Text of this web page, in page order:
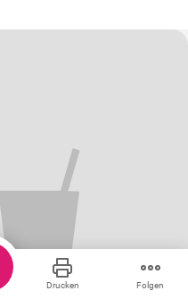
Drucken Folgen